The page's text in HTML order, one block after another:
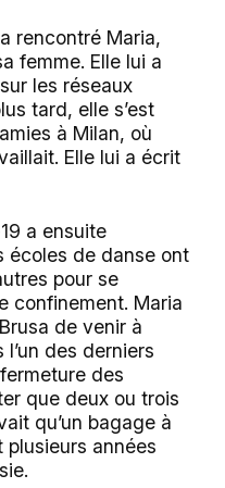
rencontré Maria,
femme. Elle lui a
les réseaux
tard, elle s’est
à Milan, où
Elle lui a écrit
a ensuite
écoles de danse ont
pour se
confinement. Maria
de venir à
l’un des derniers
des
que deux ou trois
qu’un bagage à
années